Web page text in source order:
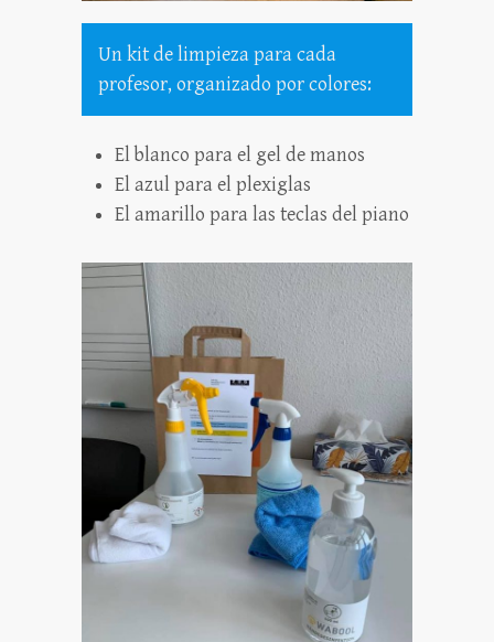
Un kit de limpieza para cada
profesor, organizado por colores:
El blanco para el gel de manos
El azul para el plexiglas
El amarillo para las teclas del piano